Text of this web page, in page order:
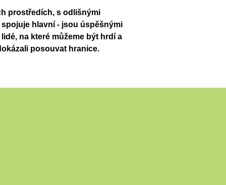
prostředích, s odlišnými
hlavní - jsou úspěšnými
na které můžeme být hrdí a
posouvat hranice.